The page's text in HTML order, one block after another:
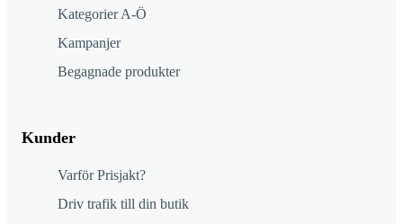
Kategorier A-Ö
Kampanjer
Begagnade produkter
Kunder
Varför Prisjakt?
Driv trafik till din butik